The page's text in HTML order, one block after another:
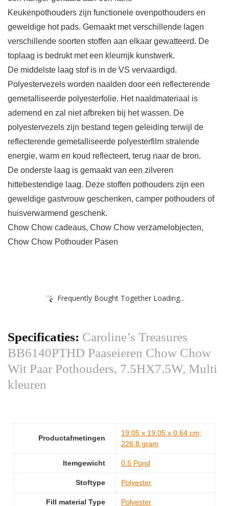
Keukenpothouders zijn functionele ovenpothouders en
geweldige hot pads. Gemaakt met verschillende lagen
verschillende soorten stoffen aan elkaar gewatteerd. De
toplaag is bedrukt met een kleurrijk kunstwerk.
De middelste laag stof is in de VS vervaardigd.
Polyestervezels worden naalden door een reflecterende
gemetalliseerde polyesterfolie. Het naaldmateriaal is
ademend en zal niet afbreken bij het wassen. De
polyestervezels zijn bestand tegen geleiding terwijl de
reflecterende gemetalliseerde polyesterfilm stralende
energie, warm en koud reflecteert, terug naar de bron.
De onderste laag is gemaakt van een zilveren
hittebestendige laag. Deze stoffen pothouders zijn een
geweldige gastvrouw geschenken, camper pothouders of
huisverwarmend geschenk.
Chow Chow cadeaus, Chow Chow verzamelobjecten,
Chow Chow Pothouder Pasen
Frequently Bought Together Loading...
Specificaties: Caroline’s Treasures
BB6140PTHD Paaseieren Chow Chow
Wit Paar Pothouders, 7.5HX7.5W, Multi
kleuren
Productafmetingen
‎19.05 x 19.05 x 0.64 cm;
226.8 gram
Itemgewicht ‎0.5 Pond
Stoftype ‎Polyester
Fill material Type ‎Polyester